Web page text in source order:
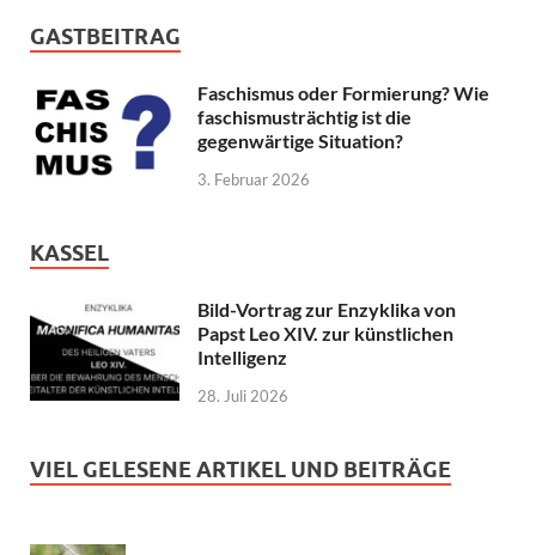
GASTBEITRAG
Faschismus oder Formierung? Wie
faschismusträchtig ist die
gegenwärtige Situation?
3. Februar 2026
KASSEL
Bild-Vortrag zur Enzyklika von
Papst Leo XIV. zur künstlichen
Intelligenz
28. Juli 2026
VIEL GELESENE ARTIKEL UND BEITRÄGE